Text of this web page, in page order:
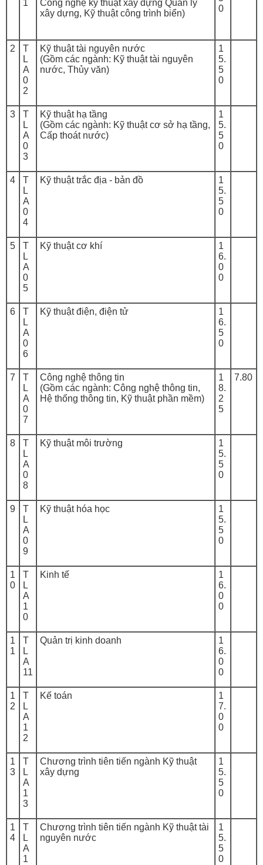
1
Công nghệ kỹ thuật xây dựng Quản lý
xây dựng, Kỹ thuật công trình biển)
0
2
T
L
A
0
2
Kỹ thuật tài nguyên nước
(Gồm các ngành: Kỹ thuật tài nguyên
nước, Thủy văn)
1
5.
5
0
3
T
L
A
0
3
Kỹ thuật hạ tầng
(Gồm các ngành: Kỹ thuật cơ sở hạ tầng,
Cấp thoát nước)
1
5.
5
0
4
T
L
A
0
4
Kỹ thuật trắc địa - bản đồ
1
5.
5
0
5
T
L
A
0
5
Kỹ thuật cơ khí
1
6.
0
0
6
T
L
A
0
6
Kỹ thuật điện, điện tử
1
6.
5
0
7
T
L
A
0
7
Công nghệ thông tin
(Gồm các ngành: Công nghệ thông tin,
Hệ thống thông tin, Kỹ thuật phần mềm)
1
8.
2
5
7.80
8
T
L
A
0
8
Kỹ thuật môi trường
1
5.
5
0
9
T
L
A
0
9
Kỹ thuật hóa học
1
5.
5
0
1
0
T
L
A
1
0
Kinh tế
1
6.
0
0
1
1
T
L
A
11
Quản trị kinh doanh
1
6.
0
0
1
2
T
L
A
1
2
Kế toán
1
7.
0
0
1
3
T
L
A
1
3
Chương trình tiên tiến ngành Kỹ thuật
xây dựng
1
5.
5
0
1
4
T
L
A
1
Chương trình tiên tiến ngành Kỹ thuật tài
nguyên nước
1
5.
5
0